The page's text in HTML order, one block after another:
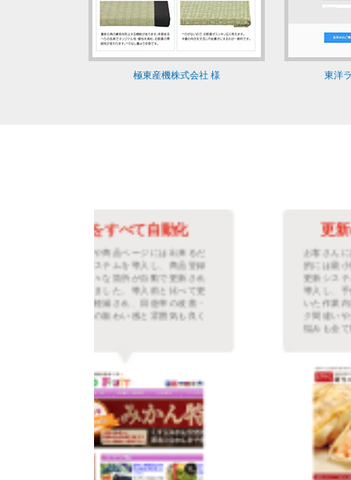
極東産機株式会社 様 東洋
更新の手間を最小限に
お客さんには最新の情報を提供し、作業
的には最小限に収めたいと言うのを自動
更新システムで実現。全部で4システムを
導入し、手作業で毎日30分以上かかって
いた作業内容が自動化できました。リン
ク間違いや土日祝日、深夜の更新などの